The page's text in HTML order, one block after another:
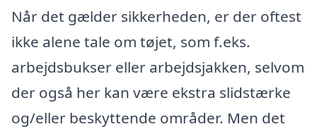
Når det gælder sikkerheden, er der oftest
ikke alene tale om tøjet, som f.eks.
arbejdsbukser eller arbejdsjakken, selvom
der også her kan være ekstra slidstærke
og/eller beskyttende områder. Men det